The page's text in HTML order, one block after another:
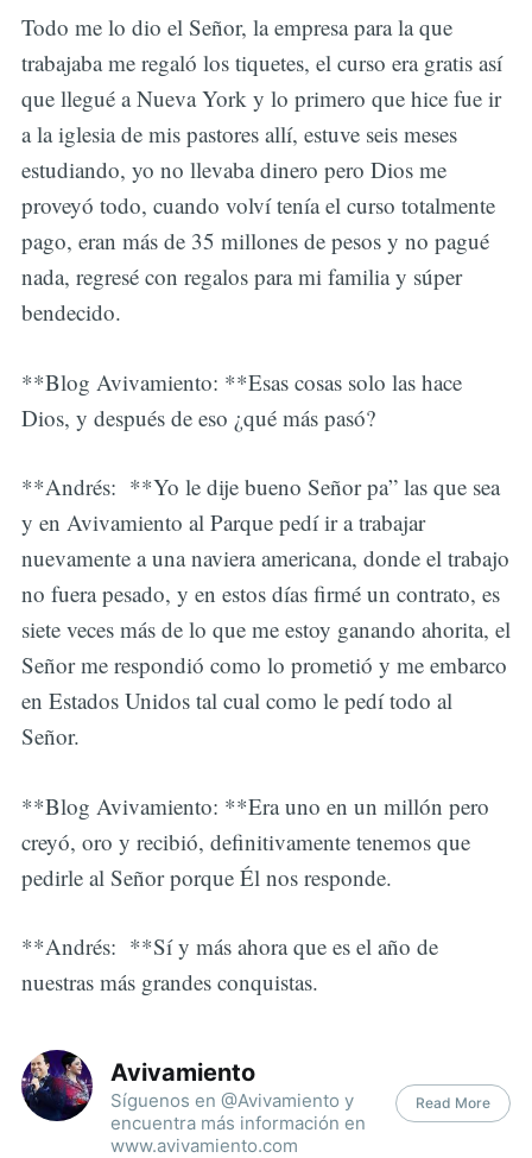
Todo me lo dio el Señor, la empresa para la que
trabajaba me regaló los tiquetes, el curso era gratis así
que llegué a Nueva York y lo primero que hice fue ir
a la iglesia de mis pastores allí, estuve seis meses
estudiando, yo no llevaba dinero pero Dios me
proveyó todo, cuando volví tenía el curso totalmente
pago, eran más de 35 millones de pesos y no pagué
nada, regresé con regalos para mi familia y súper
bendecido.
**Blog Avivamiento: **Esas cosas solo las hace
Dios, y después de eso ¿qué más pasó?
**Andrés: **Yo le dije bueno Señor pa” las que sea
y en Avivamiento al Parque pedí ir a trabajar
nuevamente a una naviera americana, donde el trabajo
no fuera pesado, y en estos días firmé un contrato, es
siete veces más de lo que me estoy ganando ahorita, el
Señor me respondió como lo prometió y me embarco
en Estados Unidos tal cual como le pedí todo al
Señor.
**Blog Avivamiento: **Era uno en un millón pero
creyó, oro y recibió, definitivamente tenemos que
pedirle al Señor porque Él nos responde.
**Andrés: **Sí y más ahora que es el año de
nuestras más grandes conquistas.
Avivamiento
Síguenos en @Avivamiento y
encuentra más información en
www.avivamiento.com
Read More